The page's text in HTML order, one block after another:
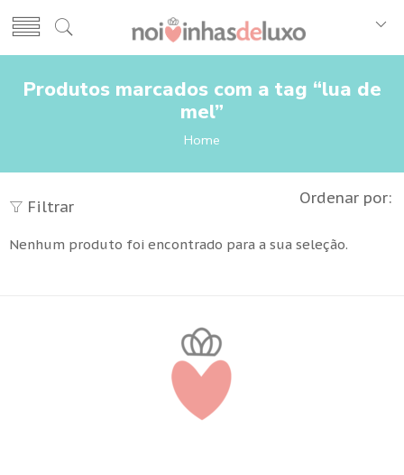
Produtos marcados com a tag “lua de
mel”
Home
Filtrar Ordenar por:
Nenhum produto foi encontrado para a sua seleção.